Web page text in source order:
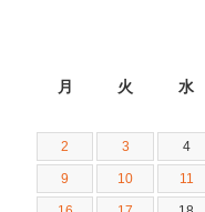
月 火 水
2 3 4
9 10 11